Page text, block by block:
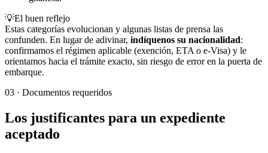
💡El buen reflejo
Estas categorías evolucionan y algunas listas de prensa las
confunden. En lugar de adivinar, indíquenos su nacionalidad:
confirmamos el régimen aplicable (exención, ETA o e-Visa) y le
orientamos hacia el trámite exacto, sin riesgo de error en la puerta de
embarque.
03 · Documentos requeridos
Los justificantes para un expediente
aceptado